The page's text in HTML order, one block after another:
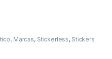
, Marcas, Stickerless, Stickers